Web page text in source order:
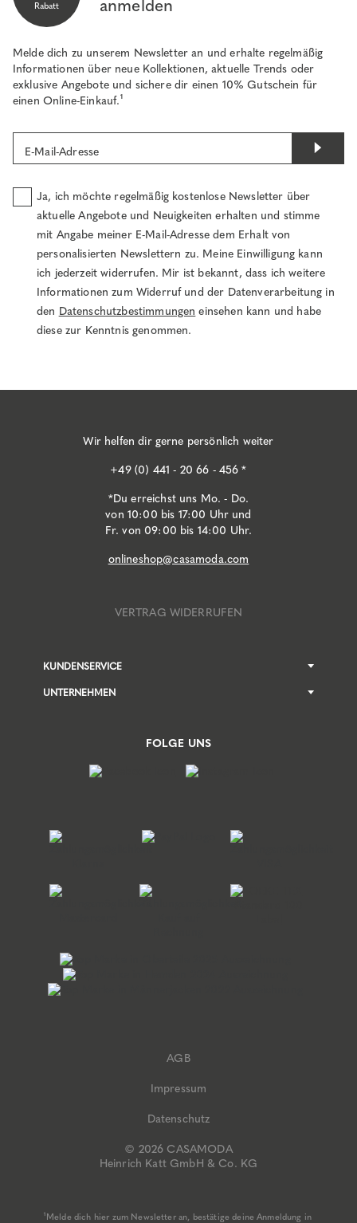
Rabatt
anmelden
Melde dich zu unserem Newsletter an und erhalte regelmäßig
Informationen über neue Kollektionen, aktuelle Trends oder
exklusive Angebote und sichere dir einen 10% Gutschein für
einen Online-Einkauf.¹
E-Mail-Adresse
Ja, ich möchte regelmäßig kostenlose Newsletter über
aktuelle Angebote und Neuigkeiten erhalten und stimme
mit Angabe meiner E-Mail-Adresse dem Erhalt von
personalisierten Newslettern zu. Meine Einwilligung kann
ich jederzeit widerrufen. Mir ist bekannt, dass ich weitere
Informationen zum Widerruf und der Datenverarbeitung in
den Datenschutzbestimmungen einsehen kann und habe
diese zur Kenntnis genommen.
Wir helfen dir gerne persönlich weiter
+49 (0) 441 - 20 66 - 456 *
*Du erreichst uns Mo. - Do.
von 10:00 bis 17:00 Uhr und
Fr. von 09:00 bis 14:00 Uhr.
onlineshop@casamoda.com
VERTRAG WIDERRUFEN
KUNDENSERVICE
UNTERNEHMEN
FOLGE UNS
© 2026 CASAMODA
Heinrich Katt GmbH & Co. KG
AGB
Impressum
Datenschutz
¹Melde dich hier zum Newsletter an, bestätige deine Anmeldung in